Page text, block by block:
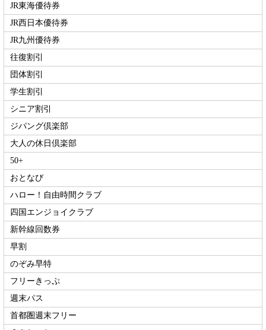
JR東海優待券
JR西日本優待券
JR九州優待券
往復割引
団体割引
学生割引
シニア割引
ジパング倶楽部
大人の休日倶楽部
50+
おとなび
ハロー！自由時間クラブ
四国エンジョイクラブ
新幹線回数券
早割
のぞみ早特
フリーきっぷ
週末パス
首都圏週末フリー